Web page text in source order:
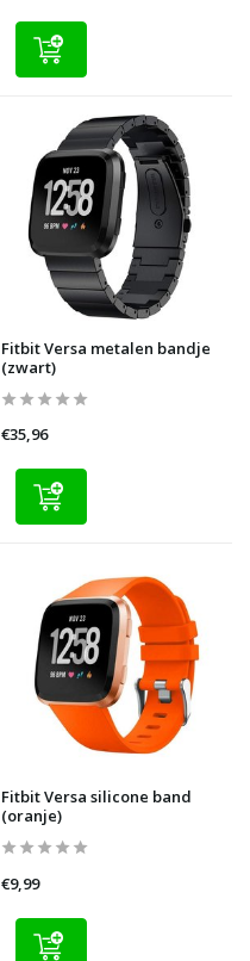
Fitbit Versa metalen bandje
(zwart)
€35,96
Fitbit Versa silicone band
(oranje)
€9,99